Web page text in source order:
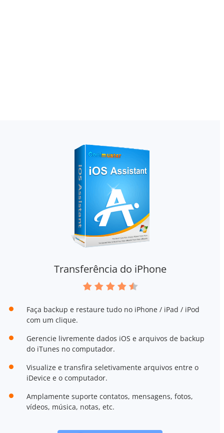
Transferência do iPhone
Faça backup e restaure tudo no iPhone / iPad / iPod
com um clique.
Gerencie livremente dados iOS e arquivos de backup
do iTunes no computador.
Visualize e transfira seletivamente arquivos entre o
iDevice e o computador.
Amplamente suporte contatos, mensagens, fotos,
vídeos, música, notas, etc.